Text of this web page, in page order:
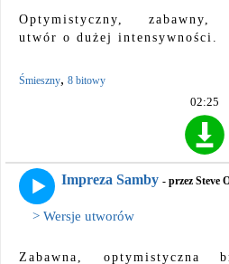
Optymistyczny, zabawny,
utwór o dużej intensywności.
Śmieszny, 8 bitowy
02:25
Impreza Samby - przez Steve
> Wersje utworów
Zabawna, optymistyczna